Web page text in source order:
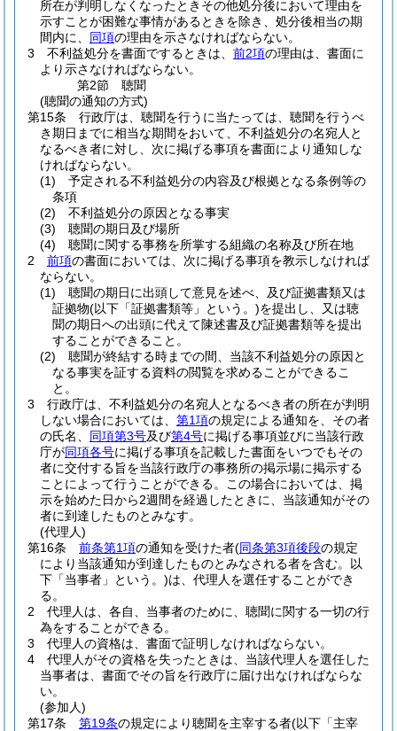
所在が判明しなくなったときその他処分後において理由を
示すことが困難な事情があるときを除き、処分後相当の期
間内に、 同項の理由を示さなければならない。
3
不利益処分を書面でするときは、 前2項の理由は、書面に
より示さなければならない。
第2節
聴聞
(聴聞の通知の方式)
第15条
行政庁は、聴聞を行うに当たっては、聴聞を行うべ
き期日までに相当な期間をおいて、不利益処分の名宛人と
なるべき者に対し、次に掲げる事項を書面により通知しな
ければならない。
(1)
予定される不利益処分の内容及び根拠となる条例等の
条項
(2)
不利益処分の原因となる事実
(3)
聴聞の期日及び場所
(4)
聴聞に関する事務を所掌する組織の名称及び所在地
2
前項の書面においては、次に掲げる事項を教示しなければ
ならない。
(1)
聴聞の期日に出頭して意見を述べ、及び証拠書類又は
証拠物(以下「証拠書類等」という。)を提出し、又は聴
聞の期日への出頭に代えて陳述書及び証拠書類等を提出
することができること。
(2)
聴聞が終結する時までの間、当該不利益処分の原因と
なる事実を証する資料の閲覧を求めることができるこ
と。
3
行政庁は、不利益処分の名宛人となるべき者の所在が判明
しない場合においては、 第1項の規定による通知を、その者
の氏名、 同項第3号及び第4号に掲げる事項並びに当該行政
庁が同項各号に掲げる事項を記載した書面をいつでもその
者に交付する旨を当該行政庁の事務所の掲示場に掲示する
ことによって行うことができる。
この場合においては、掲
示を始めた日から2週間を経過したときに、当該通知がその
者に到達したものとみなす。
(代理人)
第16条
前条第1項の通知を受けた者(同条第3項後段の規定
により当該通知が到達したものとみなされる者を含む。以
下「当事者」という。)は、代理人を選任することができ
る。
2
代理人は、各自、当事者のために、聴聞に関する一切の行
為をすることができる。
3
代理人の資格は、書面で証明しなければならない。
4
代理人がその資格を失ったときは、当該代理人を選任した
当事者は、書面でその旨を行政庁に届け出なければならな
い。
(参加人)
第17条
第19条の規定により聴聞を主宰する者(以下「主宰